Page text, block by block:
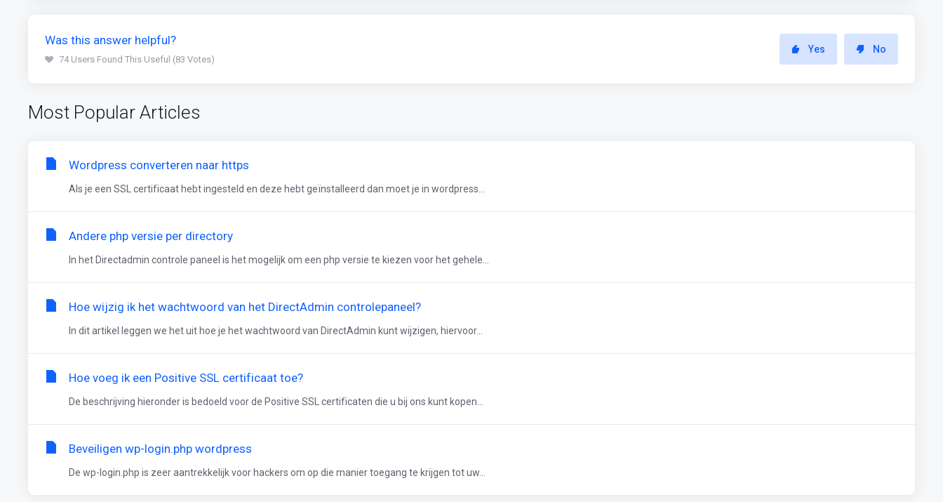
Was this answer helpful?
74 Users Found This Useful (83 Votes)
Yes No
Most Popular Articles
Wordpress converteren naar https
Als je een SSL certificaat hebt ingesteld en deze hebt geïnstalleerd dan moet je in wordpress...
Andere php versie per directory
In het Directadmin controle paneel is het mogelijk om een php versie te kiezen voor het gehele...
Hoe wijzig ik het wachtwoord van het DirectAdmin controlepaneel?
In dit artikel leggen we het uit hoe je het wachtwoord van DirectAdmin kunt wijzigen, hiervoor...
Hoe voeg ik een Positive SSL certificaat toe?
De beschrijving hieronder is bedoeld voor de Positive SSL certificaten die u bij ons kunt kopen...
Beveiligen wp-login.php wordpress
De wp-login.php is zeer aantrekkelijk voor hackers om op die manier toegang te krijgen tot uw...